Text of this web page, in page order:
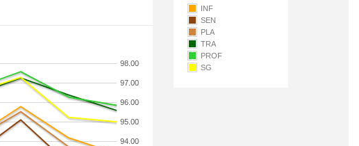
94.00
95.00
96.00
97.00
98.00
INF
SEN
PLA
TRA
PROF
SG